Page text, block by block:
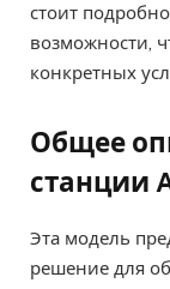
стоит
возможности,
конкретных
Общее
станции
Эта модель
решение для